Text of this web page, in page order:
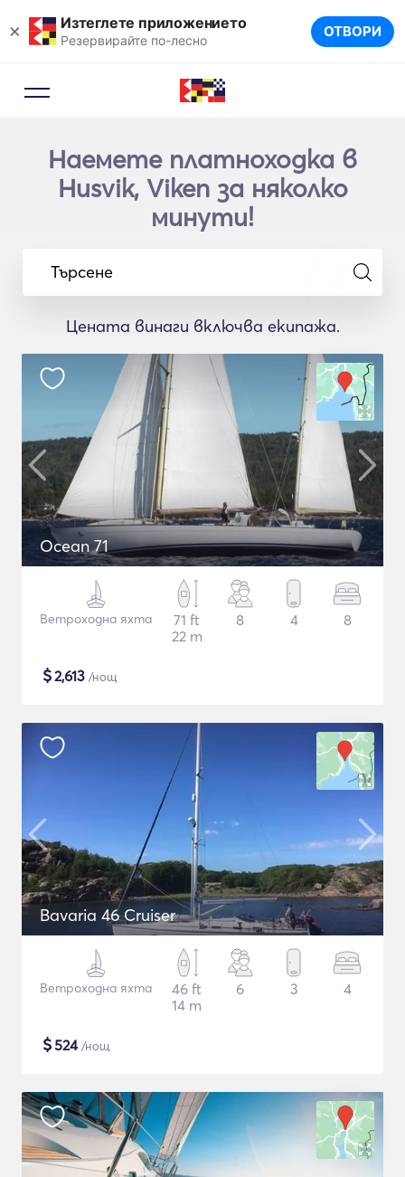
× Изтеглете приложението
Резервирайте по-лесно ОТВОРИ
Наемете платноходка в
Husvik, Viken за няколко
минути!
Търсене
Цената винаги включва екипажа.
Ocean 71
Ветроходна яхта
71 ft
22 m
8 4 8
$2,613 /нощ
Bavaria 46 Cruiser
Ветроходна яхта
46 ft
14 m
6 3 4
$524/нощ